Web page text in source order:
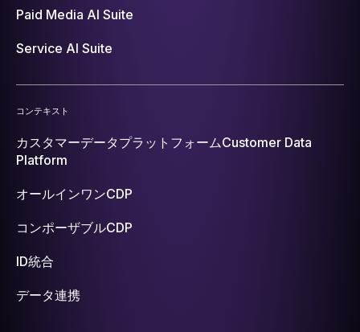
Paid Media AI Suite
Service AI Suite
コンテキスト
カスタマーデータプラットフォームCustomer Data
Platform
オールインワンCDP
コンポーザブルCDP
ID統合
データ連携